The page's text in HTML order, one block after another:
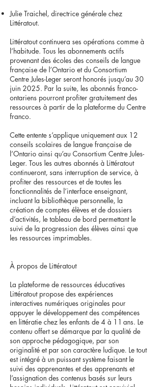
Julie Traichel, directrice générale chez
Littératout.
Littératout continuera ses opérations comme à
l’habitude. Tous les abonnements actifs
provenant des écoles des conseils de langue
française de l’Ontario et du Consortium
Centre Jules-Leger seront honorés jusqu’au 30
juin 2025. Par la suite, les abonnés franco-
ontariens pourront profiter gratuitement des
ressources à partir de la plateforme du Centre
franco.
Cette entente s’applique uniquement aux 12
conseils scolaires de langue française de
l’Ontario ainsi qu’au Consortium Centre Jules-
Leger. Tous les autres abonnés à Littératout
continueront, sans interruption de service, à
profiter des ressources et de toutes les
fonctionnalités de l’interface enseignant,
incluant la bibliothèque personnelle, la
création de comptes élèves et de dossiers
d’activités, le tableau de bord permettant le
suivi de la progression des élèves ainsi que
les ressources imprimables.
À propos de Littératout
La plateforme de ressources éducatives
Littératout propose des expériences
interactives numériques originales pour
appuyer le développement des compétences
en littératie chez les enfants de 4 à 11 ans. Le
contenu offert se démarque par la qualité de
son approche pédagogique, par son
originalité et par son caractère ludique. Le tout
est intégré à un puissant système faisant le
suivi des apprenantes et des apprenants et
l’assignation des contenus basés sur leurs